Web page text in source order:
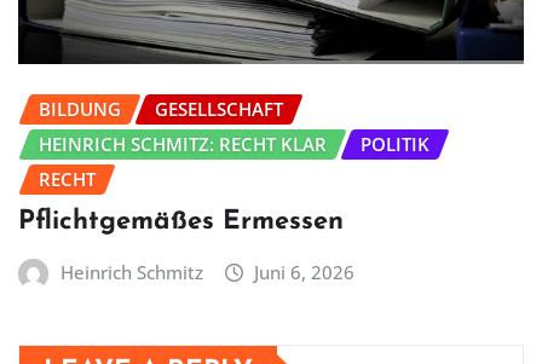
BILDUNG
GESELLSCHAFT
HEINRICH SCHMITZ: RECHT KLAR
POLITIK
RECHT
Pflichtgemäßes Ermessen
Heinrich Schmitz Juni 6, 2026